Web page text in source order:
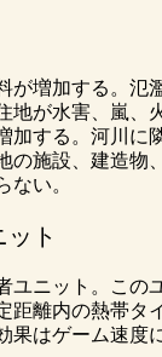
が増加する。氾
地が水害、嵐、
加する。河川に
の施設、建造物
い。
ト
ユニット。この
距離内の熱帯タ
果はゲーム速度